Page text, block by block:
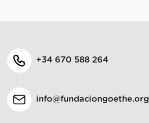
+34 670 588 264
info@fundaciongoethe.org